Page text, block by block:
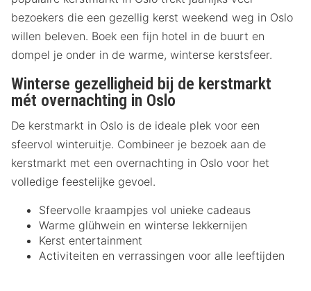
bezoekers die een gezellig kerst weekend weg in Oslo
willen beleven. Boek een fijn hotel in de buurt en
dompel je onder in de warme, winterse kerstsfeer.
Winterse gezelligheid bij de kerstmarkt
mét overnachting in Oslo
De kerstmarkt in Oslo is de ideale plek voor een
sfeervol winteruitje. Combineer je bezoek aan de
kerstmarkt met een overnachting in Oslo voor het
volledige feestelijke gevoel.
Sfeervolle kraampjes vol unieke cadeaus
Warme glühwein en winterse lekkernijen
Kerst entertainment
Activiteiten en verrassingen voor alle leeftijden